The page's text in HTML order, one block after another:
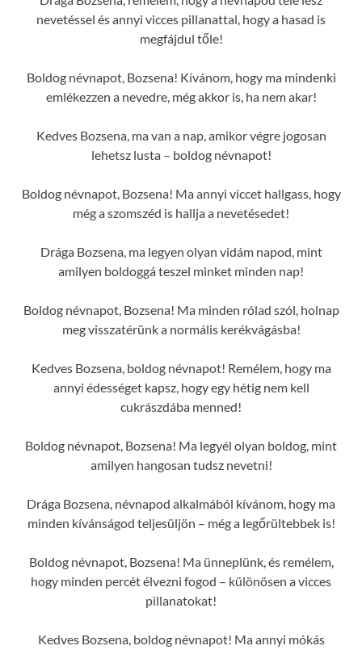
nevetéssel és annyi vicces pillanattal, hogy a hasad is
megfájdul tőle!
Boldog névnapot, Bozsena! Kívánom, hogy ma mindenki
emlékezzen a nevedre, még akkor is, ha nem akar!
Kedves Bozsena, ma van a nap, amikor végre jogosan
lehetsz lusta – boldog névnapot!
Boldog névnapot, Bozsena! Ma annyi viccet hallgass, hogy
még a szomszéd is hallja a nevetésedet!
Drága Bozsena, ma legyen olyan vidám napod, mint
amilyen boldoggá teszel minket minden nap!
Boldog névnapot, Bozsena! Ma minden rólad szól, holnap
meg visszatérünk a normális kerékvágásba!
Kedves Bozsena, boldog névnapot! Remélem, hogy ma
annyi édességet kapsz, hogy egy hétig nem kell
cukrászdába menned!
Boldog névnapot, Bozsena! Ma legyél olyan boldog, mint
amilyen hangosan tudsz nevetni!
Drága Bozsena, névnapod alkalmából kívánom, hogy ma
minden kívánságod teljesüljön – még a legőrültebbek is!
Boldog névnapot, Bozsena! Ma ünneplünk, és remélem,
hogy minden percét élvezni fogod – különösen a vicces
pillanatokat!
Kedves Bozsena, boldog névnapot! Ma annyi mókás